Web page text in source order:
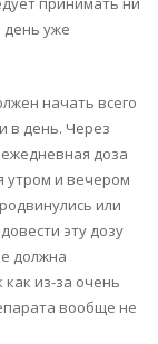
день уже
начать всего
в день. Через
доза
утром и вечером
или
эту дозу
должна
как из-за очень
вообще не